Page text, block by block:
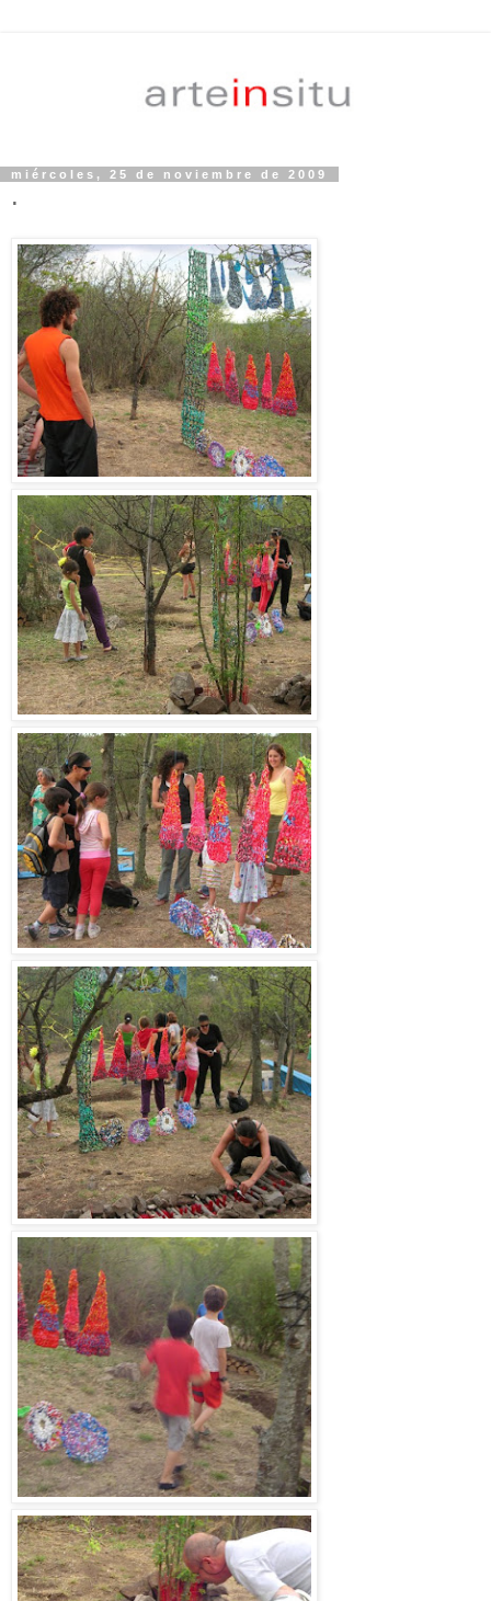
miércoles, 25 de noviembre de 2009
.